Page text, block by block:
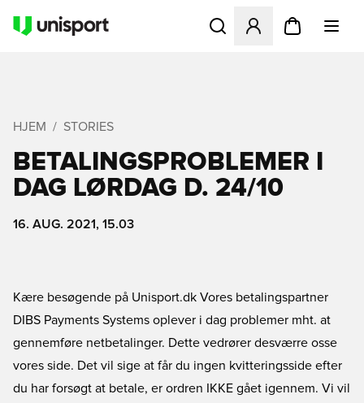
Åbner en Modal til at
HJEM STORIES
BETALINGSPROBLEMER I
DAG LØRDAG D. 24/10
16. AUG. 2021, 15.03
Kære besøgende på Unisport.dk Vores betalingspartner
DIBS Payments Systems oplever i dag problemer mht. at
gennemføre netbetalinger. Dette vedrører desværre osse
vores side. Det vil sige at får du ingen kvitteringsside efter
du har forsøgt at betale, er ordren IKKE gået igennem. Vi vil